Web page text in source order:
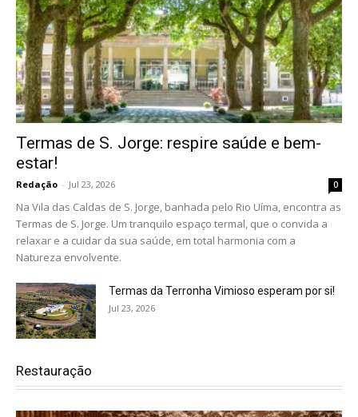
Termas de S. Jorge: respire saúde e bem-
estar!
Redação - Jul 23, 2026 0
Na Vila das Caldas de S. Jorge, banhada pelo Rio Uíma, encontra as
Termas de S. Jorge. Um tranquilo espaço termal, que o convida a
relaxar e a cuidar da sua saúde, em total harmonia com a
Natureza envolvente.
Termas da Terronha Vimioso esperam por si!
Jul 23, 2026
Restauração